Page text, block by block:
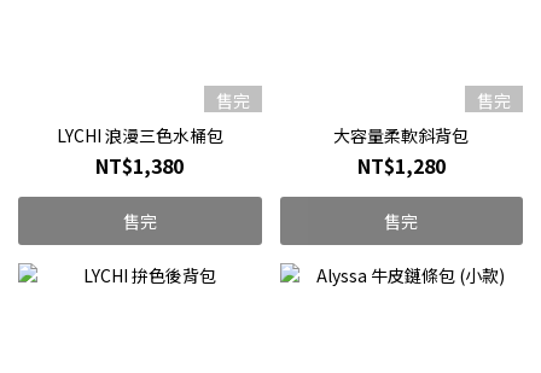
售完
LYCHI 浪漫三色水桶包
NT$1,380
售完
售完
大容量柔軟斜背包
NT$1,280
售完